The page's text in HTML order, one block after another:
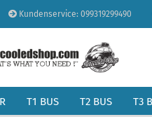
Kundenservice: 099319299490
T1 BUS T2 BUS T3